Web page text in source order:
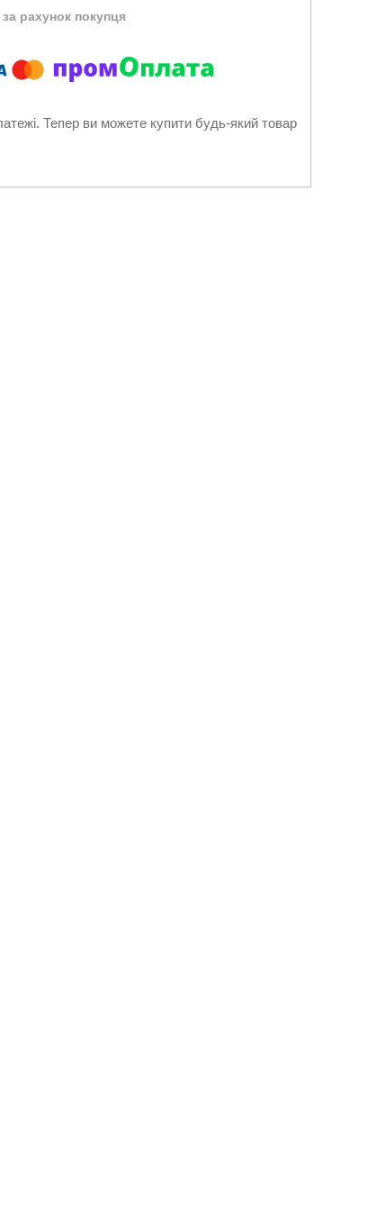
за рахунок покупця
Тепер ви можете купити будь-який товар